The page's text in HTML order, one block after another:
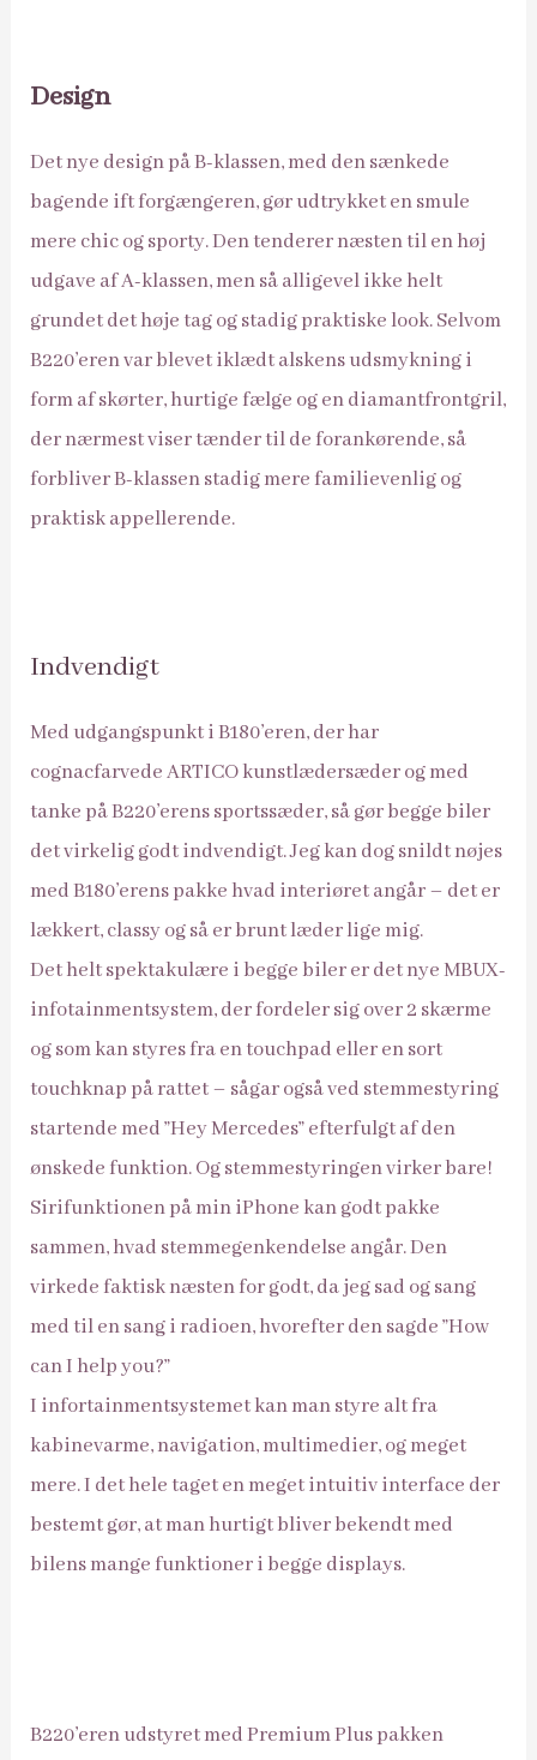
Design
Det nye design på B-klassen, med den sænkede
bagende ift forgængeren, gør udtrykket en smule
mere chic og sporty. Den tenderer næsten til en høj
udgave af A-klassen, men så alligevel ikke helt
grundet det høje tag og stadig praktiske look. Selvom
B220’eren var blevet iklædt alskens udsmykning i
form af skørter, hurtige fælge og en diamantfrontgril,
der nærmest viser tænder til de forankørende, så
forbliver B-klassen stadig mere familievenlig og
praktisk appellerende.
Indvendigt
Med udgangspunkt i B180’eren, der har
cognacfarvede ARTICO kunstlædersæder og med
tanke på B220’erens sportssæder, så gør begge biler
det virkelig godt indvendigt. Jeg kan dog snildt nøjes
med B180’erens pakke hvad interiøret angår – det er
lækkert, classy og så er brunt læder lige mig.
Det helt spektakulære i begge biler er det nye MBUX-
infotainmentsystem, der fordeler sig over 2 skærme
og som kan styres fra en touchpad eller en sort
touchknap på rattet – sågar også ved stemmestyring
startende med ”Hey Mercedes” efterfulgt af den
ønskede funktion. Og stemmestyringen virker bare!
Sirifunktionen på min iPhone kan godt pakke
sammen, hvad stemmegenkendelse angår. Den
virkede faktisk næsten for godt, da jeg sad og sang
med til en sang i radioen, hvorefter den sagde ”How
can I help you?”
I infortainmentsystemet kan man styre alt fra
kabinevarme, navigation, multimedier, og meget
mere. I det hele taget en meget intuitiv interface der
bestemt gør, at man hurtigt bliver bekendt med
bilens mange funktioner i begge displays.
B220’eren udstyret med Premium Plus pakken